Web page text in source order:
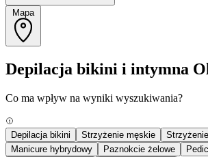
Mapa
Depilacja bikini i intymna
Co ma wpływ na wyniki wyszukiwania?
Depilacja bikini Strzyżenie męskie
Manicure hybrydowy
Paznokcie żelowe